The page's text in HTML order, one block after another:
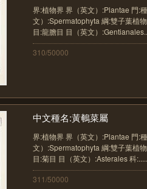
界:植物界 界（英文）:Plantae 門:
文）:Spermatophyta 綱:雙子葉植
目:龍膽目 目（英文）
310/50000
中文種名:黃鵪菜屬
界:植物界 界（英文）:Plantae 門:
文）:Spermatophyta 綱:雙子葉植
目:菊目 目（英文）:Asterales 科:.....
311/50000